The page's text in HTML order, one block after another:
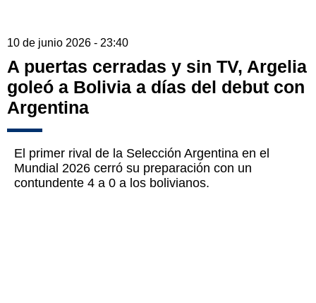
10 de junio 2026 - 23:40
A puertas cerradas y sin TV, Argelia
goleó a Bolivia a días del debut con
Argentina
El primer rival de la Selección Argentina en el
Mundial 2026 cerró su preparación con un
contundente 4 a 0 a los bolivianos.